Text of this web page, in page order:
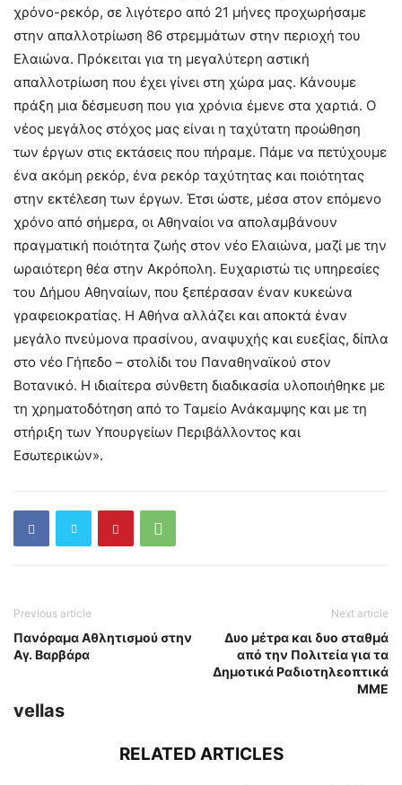
χρόνο-ρεκόρ, σε λιγότερο από 21 μήνες προχωρήσαμε
στην απαλλοτρίωση 86 στρεμμάτων στην περιοχή του
Ελαιώνα. Πρόκειται για τη μεγαλύτερη αστική
απαλλοτρίωση που έχει γίνει στη χώρα μας. Κάνουμε
πράξη μια δέσμευση που για χρόνια έμενε στα χαρτιά. Ο
νέος μεγάλος στόχος μας είναι η ταχύτατη προώθηση
των έργων στις εκτάσεις που πήραμε. Πάμε να πετύχουμε
ένα ακόμη ρεκόρ, ένα ρεκόρ ταχύτητας και ποιότητας
στην εκτέλεση των έργων. Έτσι ώστε, μέσα στον επόμενο
χρόνο από σήμερα, οι Αθηναίοι να απολαμβάνουν
πραγματική ποιότητα ζωής στον νέο Ελαιώνα, μαζί με την
ωραιότερη θέα στην Ακρόπολη. Ευχαριστώ τις υπηρεσίες
του Δήμου Αθηναίων, που ξεπέρασαν έναν κυκεώνα
γραφειοκρατίας. Η Αθήνα αλλάζει και αποκτά έναν
μεγάλο πνεύμονα πρασίνου, αναψυχής και ευεξίας, δίπλα
στο νέο Γήπεδο – στολίδι του Παναθηναϊκού στον
Βοτανικό. Η ιδιαίτερα σύνθετη διαδικασία υλοποιήθηκε με
τη χρηματοδότηση από το Ταμείο Ανάκαμψης και με τη
στήριξη των Υπουργείων Περιβάλλοντος και
Εσωτερικών».
Previous article
Πανόραμα Αθλητισμού στην
Αγ. Βαρβάρα
Next article
Δυο μέτρα και δυο σταθμά
από την Πολιτεία για τα
Δημοτικά Ραδιοτηλεοπτικά
ΜΜΕ
vellas
RELATED ARTICLES